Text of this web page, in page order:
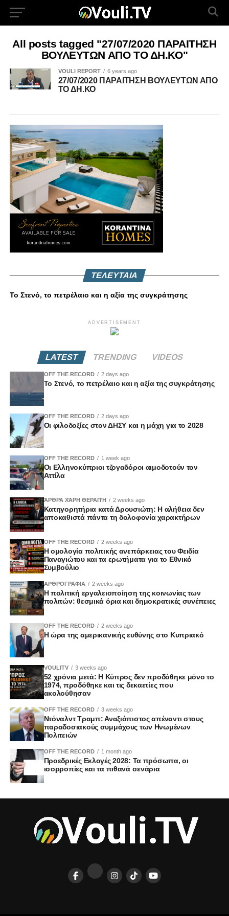
All posts tagged "27/07/2020 ΠΑΡΑΙΤΗΣΗ
ΒΟΥΛΕΥΤΩΝ ΑΠΟ ΤΟ ΔΗ.ΚΟ"
VOULI REPORT 6 years ago
27/07/2020 ΠΑΡΑΙΤΗΣΗ ΒΟΥΛΕΥΤΩΝ ΑΠΟ
ΤΟ ΔΗ.ΚΟ
ΤΕΛΕΥΤΑΙΑ
Το Στενό, το πετρέλαιο και η αξία της συγκράτησης
ADVERTISEMENT
LATEST TRENDING VIDEOS
OFF THE RECORD 2 days ago
Το Στενό, το πετρέλαιο και η αξία της συγκράτησης
OFF THE RECORD 2 days ago
Οι φιλοδοξίες στον ΔΗΣΥ και η μάχη για το 2028
OFF THE RECORD 1 week ago
Οι Ελληνοκύπριοι τζογαδόροι αιμοδοτούν τον
Αττίλα
ΆΡΘΡΑ ΧΆΡΗ ΘΕΡΑΠΉ 2 weeks ago
Κατηγορητήρια κατά Δρουσιώτη: Η αλήθεια δεν
αποκαθιστά πάντα τη δολοφονία χαρακτήρων
OFF THE RECORD 2 weeks ago
Η ομολογία πολιτικής ανεπάρκειας του Φειδία
Παναγιώτου και τα ερωτήματα για το Εθνικό
Συμβούλιο
ΑΡΘΡΟΓΡΑΦΙΑ 2 weeks ago
Η πολιτική εργαλειοποίηση της κοινωνίας των
πολιτών: θεσμικά όρια και δημοκρατικές συνέπειες
OFF THE RECORD 2 weeks ago
Η ώρα της αμερικανικής ευθύνης στο Κυπριακό
VOULITV 3 weeks ago
52 χρόνια μετά: Η Κύπρος δεν προδόθηκε μόνο το
1974, προδόθηκε και τις δεκαετίες που
ακολούθησαν
OFF THE RECORD 3 weeks ago
Ντόναλντ Τραμπ: Αναξιόπιστος απέναντι στους
παραδοσιακούς συμμάχους των Ηνωμένων
Πολιτειών
OFF THE RECORD 1 month ago
Προεδρικές Εκλογές 2028: Τα πρόσωπα, οι
ισορροπίες και τα πιθανά σενάρια